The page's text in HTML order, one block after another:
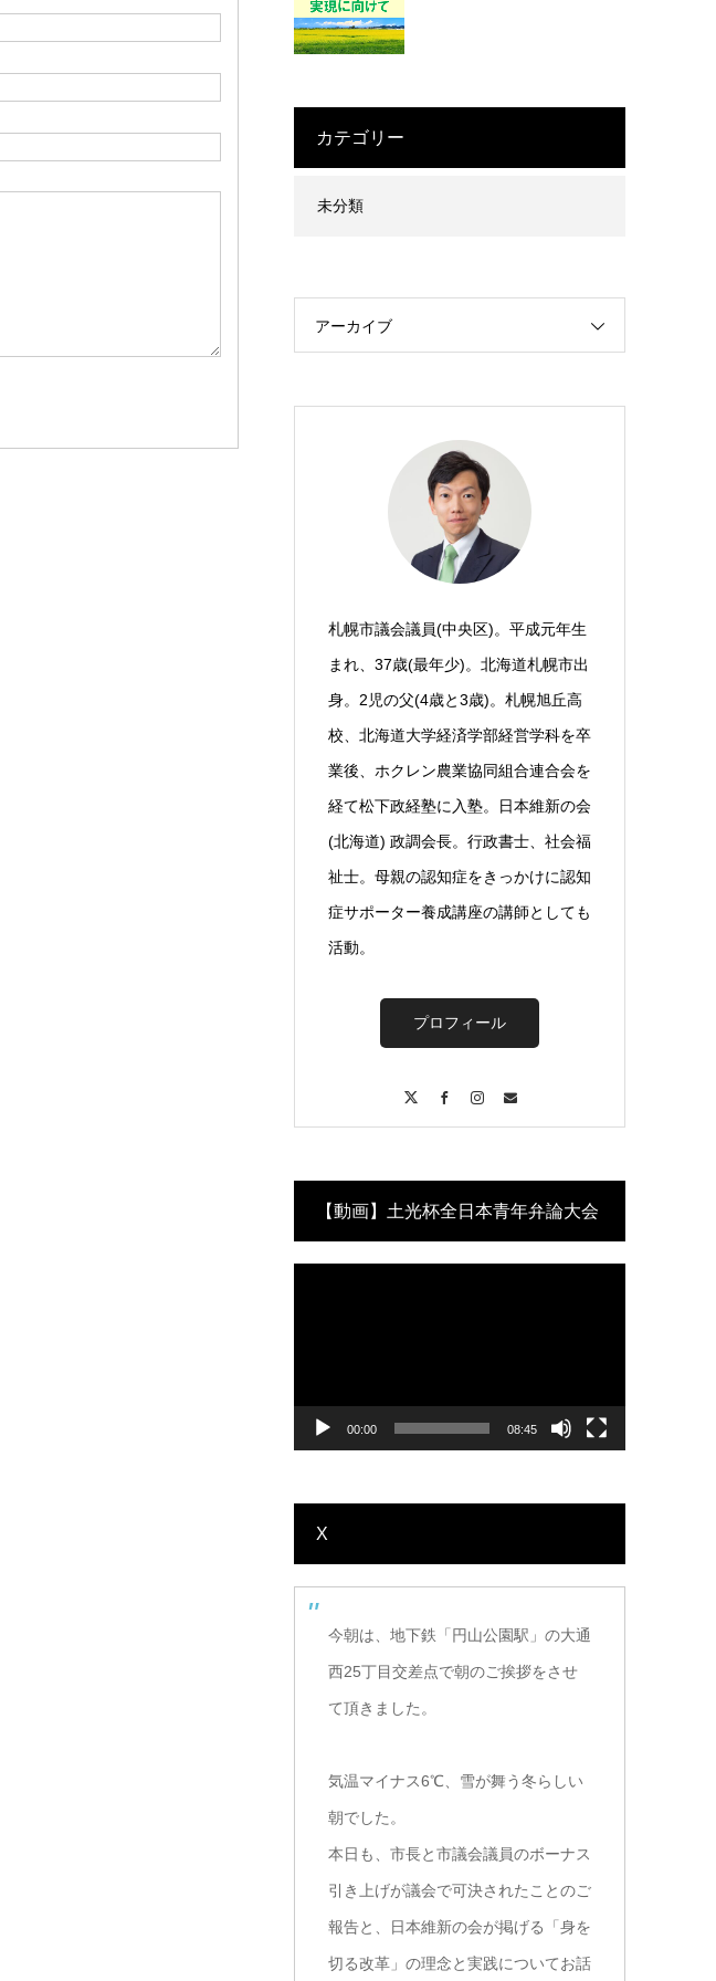
カテゴリー
未分類
アーカイブ
札幌市議会議員(中央区)。平成元年生
まれ、37歳(最年少)。北海道札幌市出
身。2児の父(4歳と3歳)。札幌旭丘高
校、北海道大学経済学部経営学科を卒
業後、ホクレン農業協同組合連合会を
経て松下政経塾に入塾。日本維新の会
(北海道) 政調会長。行政書士、社会福
祉士。母親の認知症をきっかけに認知
症サポーター養成講座の講師としても
活動。
プロフィール
【動画】土光杯全日本青年弁論大会
00:00 08:45
X
今朝は、地下鉄「円山公園駅」の大通
西25丁目交差点で朝のご挨拶をさせ
て頂きました。
気温マイナス6℃、雪が舞う冬らしい
朝でした。
本日も、市長と市議会議員のボーナス
引き上げが議会で可決されたことのご
報告と、日本維新の会が掲げる「身を
切る改革」の理念と実践についてお話